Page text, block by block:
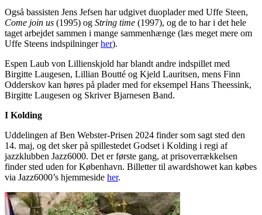
Også bassisten Jens Jefsen har udgivet duoplader med Uffe Steen,
Come join us (1995) og String time (1997), og de to har i det hele
taget arbejdet sammen i mange sammenhænge (læs meget mere om
Uffe Steens indspilningerher).
Espen Laub von Lillienskjold har blandt andre indspillet med
Birgitte Laugesen, Lillian Boutté og Kjeld Lauritsen, mens Finn
Odderskov kan høres på plader med for eksempel Hans Theessink,
Birgitte Laugesen og Skriver Bjarnesen Band.
I Kolding
Uddelingen af Ben Webster-Prisen 2024 finder som sagt sted den
14. maj, og det sker på spillestedet Godset i Kolding i regi af
jazzklubben Jazz6000. Det er første gang, at prisoverrækkelsen
finder sted uden for København. Billetter til awardshowet kan købes
via Jazz6000’s hjemmeside her.